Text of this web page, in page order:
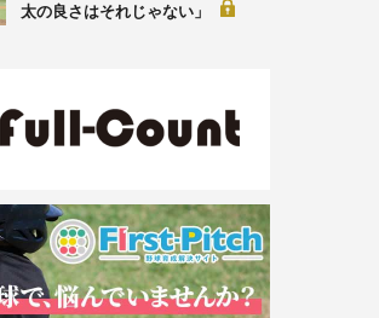
太の良さはそれじゃない」